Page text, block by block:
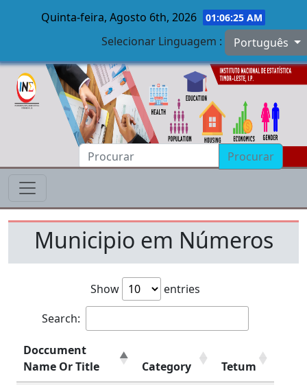
Skip to main content
Quinta-feira, Agosto 6th, 2026 01:06:25 AM
Selecionar Linguagem : Português
Procurar
Municipio em Números
Show
entries
Search:
Doccument
Name Or Title
Category
Tetum